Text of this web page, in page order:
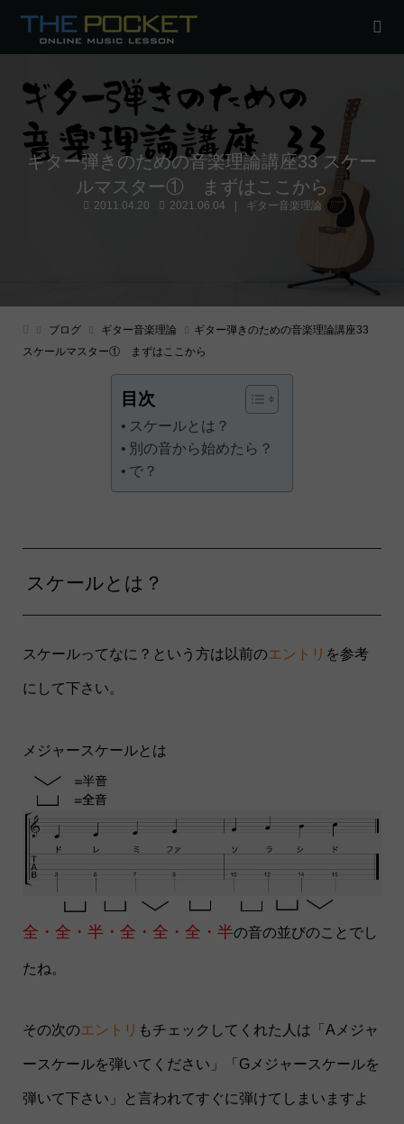
ギター弾きのための音楽理論講座33 スケー
ルマスター① まずはここから
2011.04.20 2021.06.04 ギター音楽理論
ブログ ギター音楽理論
ギター弾きのための音楽理論講座33
スケールマスター① まずはここから
目次
スケールとは？
別の音から始めたら？
で？
スケールとは？
スケールってなに？という方は以前のエントリ を参考
にして下さい。
メジャースケールとは
全・全・半・全・全・全・半の音の並びのことでし
たね。
その次のエントリ もチェックしてくれた人は「Aメジャ
ースケールを弾いてください」「Gメジャースケールを
弾いて下さい」と言われてすぐに弾けてしまいますよ